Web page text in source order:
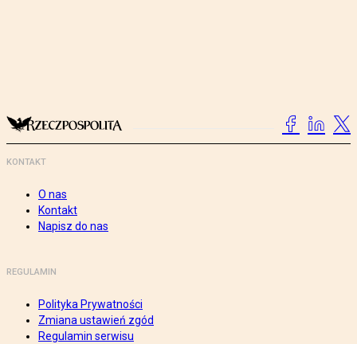
KONTAKT
O nas
Kontakt
Napisz do nas
REGULAMIN
Polityka Prywatności
Zmiana ustawień zgód
Regulamin serwisu